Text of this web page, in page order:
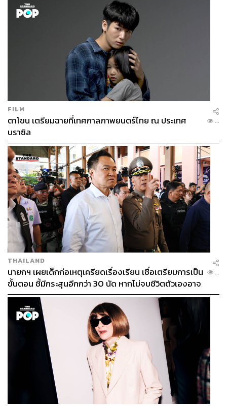
ABOUT THE AUTHOR
วิโรจน์ เลิศจิตต์ธรรม
Senior Content Creator กองข่าวต่างประเทศ
THE STANDARD
FILM
ตาโขน เตรียมฉายที่เทศกาลภาพยนตร์ไทย ณ ประเทศ
บราซิล
...
THAILAND
นายกฯ เผยเด็กก่อเหตุเครียดเรื่องเรียน เชื่อเตรียมการเป็น
ขั้นตอน ชี้มีกระสุนอีกกว่า 30 นัด หากไม่จบชีวิตตัวเองอาจ
สูญเสียเพิ่ม
...